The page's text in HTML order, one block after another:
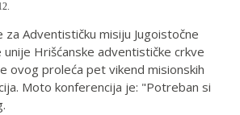
za Adventističku misiju Jugoistočne
Hrišćanske adventističke crkve
ovog proleća pet vikend misionskih
Moto konferencija je: "Potreban si